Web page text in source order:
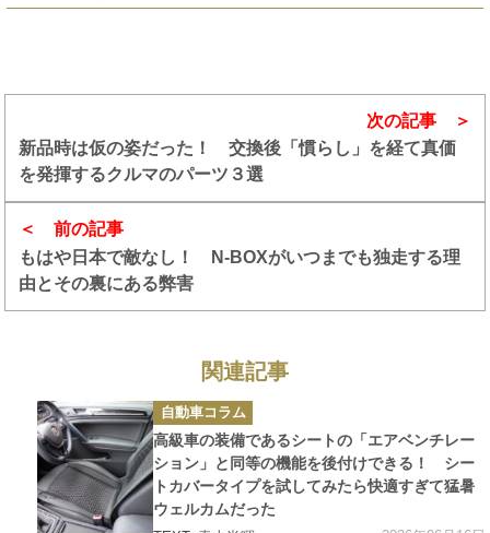
前の記事
もはや日本で敵なし！ N-BOXがいつまでも独走する理
由とその裏にある弊害
次の記事
新品時は仮の姿だった！ 交換後「慣らし」を経て真価
を発揮するクルマのパーツ３選
関連記事
カ
テ
ゴ
リ
ー
自動車コラム
高級車の装備であるシートの「エアベンチレー
ション」と同等の機能を後付けできる！ シー
トカバータイプを試してみたら快適すぎて猛暑
ウェルカムだった